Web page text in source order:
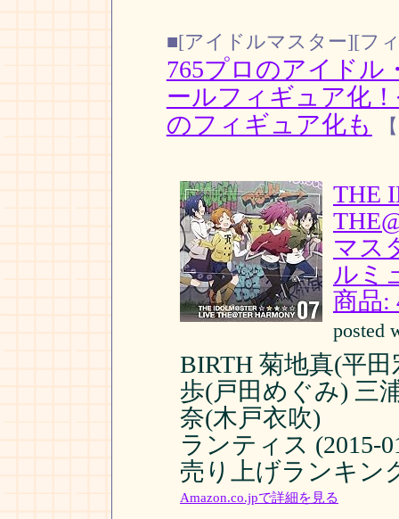
■[アイドルマスター][フ
765プロのアイドル
ールフィギュア化
のフィギュア化も
THE
マス
ルミ
商品:
posted
BIRTH 菊地真(平
歩(戸田めぐみ) 三
奈(木戸衣吹)
ランティス (2015-
売り上げランキン
Amazon.co.jpで詳細を見る